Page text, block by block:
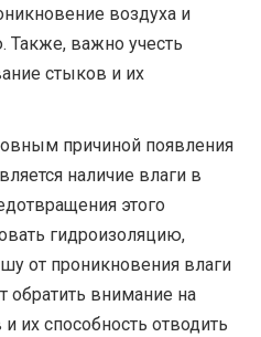
воздуха и
Также, важно учесть
стыков и их
причиной появления
наличие влаги в
этого
гидроизоляцию,
от проникновения влаги
обратить внимание на
их способность отводить